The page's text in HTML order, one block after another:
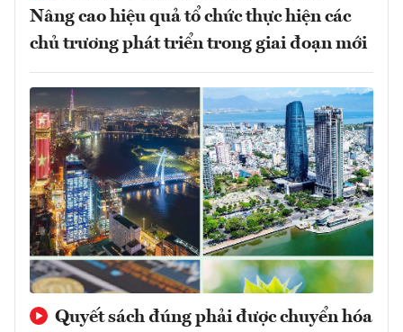
Nâng cao hiệu quả tổ chức thực hiện các
chủ trương phát triển trong giai đoạn mới
Quyết sách đúng phải được chuyển hóa